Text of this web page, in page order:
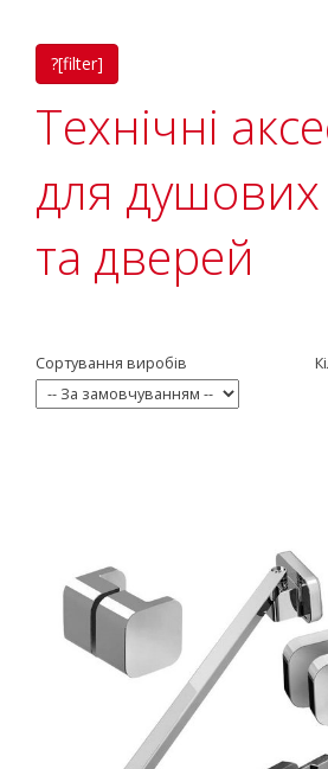
?[filter]
Технічні
для душових
та дверей
Сортування виробів